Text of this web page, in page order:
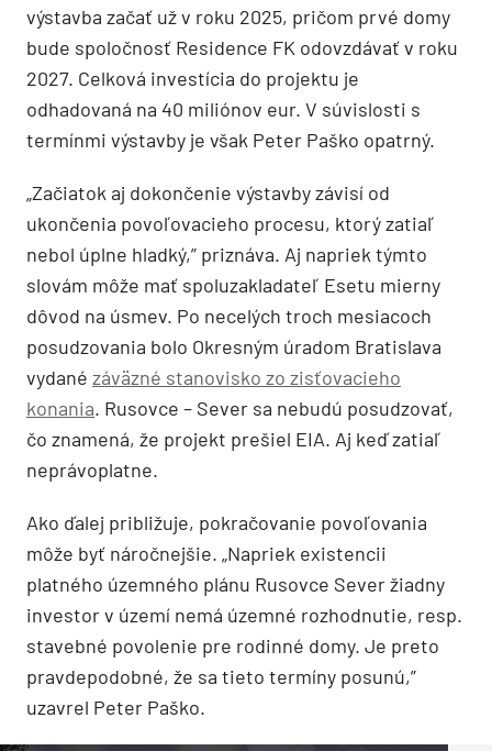
výstavba začať už v roku 2025, pričom prvé domy
bude spoločnosť Residence FK odovzdávať v roku
2027. Celková investícia do projektu je
odhadovaná na 40 miliónov eur. V súvislosti s
termínmi výstavby je však Peter Paško opatrný.
„Začiatok aj dokončenie výstavby závisí od
ukončenia povoľovacieho procesu, ktorý zatiaľ
nebol úplne hladký,” priznáva. Aj napriek týmto
slovám môže mať spoluzakladateľ Esetu mierny
dôvod na úsmev. Po necelých troch mesiacoch
posudzovania bolo Okresným úradom Bratislava
vydané záväzné stanovisko zo zisťovacieho
konania. Rusovce – Sever sa nebudú posudzovať,
čo znamená, že projekt prešiel EIA. Aj keď zatiaľ
neprávoplatne.
Ako ďalej približuje, pokračovanie povoľovania
môže byť náročnejšie. „Napriek existencii
platného územného plánu Rusovce Sever žiadny
investor v území nemá územné rozhodnutie, resp.
stavebné povolenie pre rodinné domy. Je preto
pravdepodobné, že sa tieto termíny posunú,”
uzavrel Peter Paško.